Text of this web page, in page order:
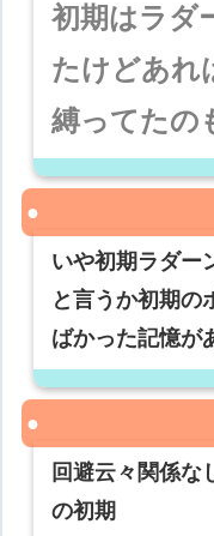
初期はラダ
たけどあれ
縛ってた
いや初期ラダー
と言うか初期の
ばかった記憶が
回避云々関係な
の初期